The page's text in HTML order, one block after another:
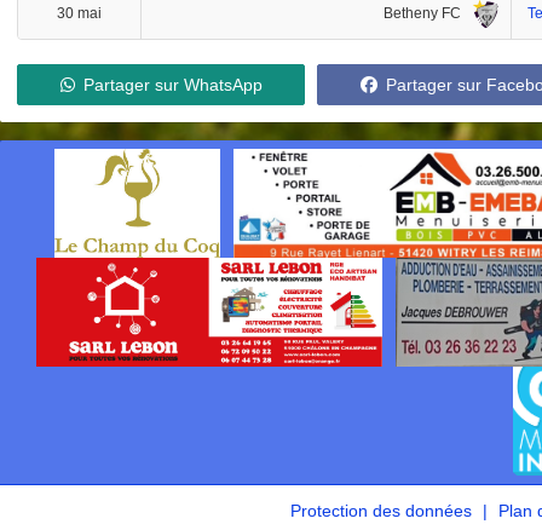
30 mai Betheny FC
Partager sur WhatsApp Partager sur
Protection des données Plan